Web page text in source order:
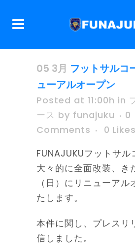
05 3月 フットサルコ
ューアルオープン
Posted at 11:00h in
ース by funajuku
0
Comments
0 Likes
FUNAJUKUフットサル
大々的に全面改装、き
（日）にリニューアル
たします。
本件に関し、プレスリ
信しました。